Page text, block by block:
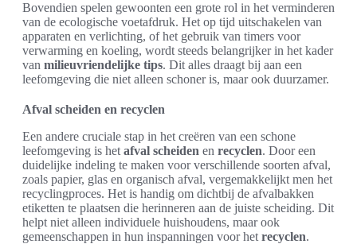
Bovendien spelen gewoonten een grote rol in het verminderen
van de ecologische voetafdruk. Het op tijd uitschakelen van
apparaten en verlichting, of het gebruik van timers voor
verwarming en koeling, wordt steeds belangrijker in het kader
van milieuvriendelijke tips. Dit alles draagt bij aan een
leefomgeving die niet alleen schoner is, maar ook duurzamer.
Afval scheiden en recyclen
Een andere cruciale stap in het creëren van een schone
leefomgeving is het afval scheiden en recyclen. Door een
duidelijke indeling te maken voor verschillende soorten afval,
zoals papier, glas en organisch afval, vergemakkelijkt men het
recyclingproces. Het is handig om dichtbij de afvalbakken
etiketten te plaatsen die herinneren aan de juiste scheiding. Dit
helpt niet alleen individuele huishoudens, maar ook
gemeenschappen in hun inspanningen voor het recyclen.